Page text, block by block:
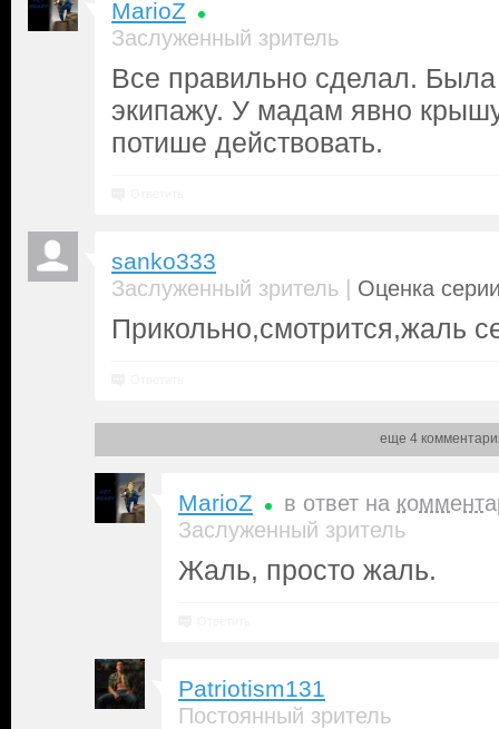
MarioZ
Заслуженный зритель
Все правильно сделал. Была
экипажу. У мадам явно
потише действовать.
sanko333
Заслуженный зритель | Оценка
Прикольно,смотрится,жаль
еще 4
MarioZ в ответ на
Заслуженный зритель
Жаль, просто жаль.
Patriotism131
Постоянный зритель